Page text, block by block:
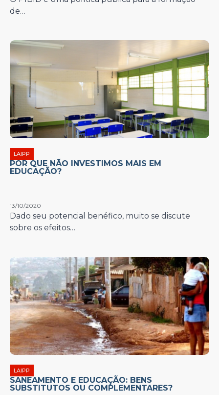
de…
LAIPP
POR QUE NÃO INVESTIMOS MAIS EM
EDUCAÇÃO?
13/10/2020
Dado seu potencial benéfico, muito se discute
sobre os efeitos…
LAIPP
SANEAMENTO E EDUCAÇÃO: BENS
SUBSTITUTOS OU COMPLEMENTARES?